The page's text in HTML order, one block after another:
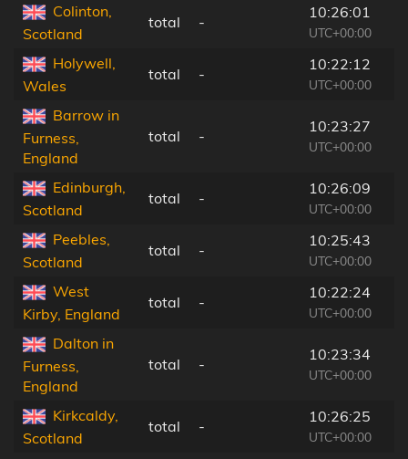
Colinton,
Scotland
total -
10:26:01
UTC+00:00
Holywell,
Wales
total -
10:22:12
UTC+00:00
Barrow in
Furness,
England
total -
10:23:27
UTC+00:00
Edinburgh,
Scotland
total -
10:26:09
UTC+00:00
Peebles,
Scotland
total -
10:25:43
UTC+00:00
West
Kirby, England
total -
10:22:24
UTC+00:00
Dalton in
Furness,
England
total -
10:23:34
UTC+00:00
Kirkcaldy,
Scotland
total -
10:26:25
UTC+00:00